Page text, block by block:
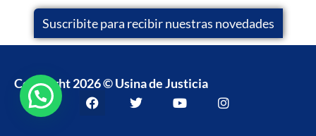
Suscribite para recibir nuestras novedades
Copyright 2026 © Usina de Justicia